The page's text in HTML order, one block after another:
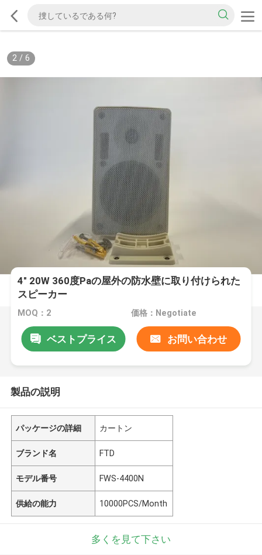
2/ 6
4" 20W 360度Paの屋外の防水壁に取り付けられた
スピーカー
MOQ：2 価格：Negotiate
ベストプライス お問い合わせ
製品の説明
パッケージの詳細 カートン
ブランド名 FTD
モデル番号 FWS-4400N
供給の能力 10000PCS/Month
多くを見て下さい